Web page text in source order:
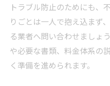
トラブル防止のためにも、
りごとは一人で抱え込まず
る業者へ問い合わせましょ
や必要な書類、料金体系の
く準備を進められます。